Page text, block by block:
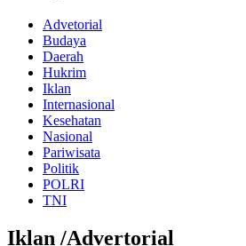
Advetorial
Budaya
Daerah
Hukrim
Iklan
Internasional
Kesehatan
Nasional
Pariwisata
Politik
POLRI
TNI
Iklan /Advertorial